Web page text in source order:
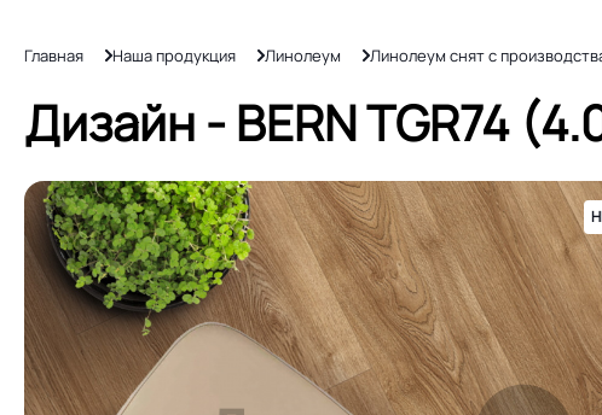
Главная Наша продукция Линолеум Линолеум снят с
Дизайн - BERN TGR74